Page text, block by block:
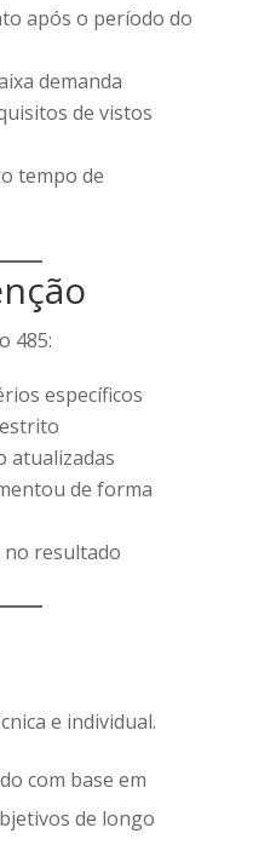
após o período do
demanda
de vistos
tempo de
485:
específicos
atualizadas
de forma
resultado
e individual.
com base em
de longo